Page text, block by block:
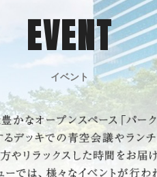
EVENT
イベント